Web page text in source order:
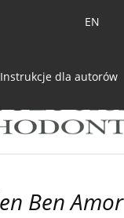
EN
Instrukcje dla autorów
Ben Amor